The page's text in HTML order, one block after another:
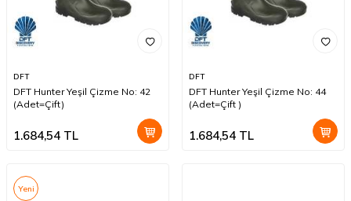
DFT
DFT Hunter Yeşil Çizme No: 42
(Adet=Çift)
1.684,54 TL
DFT
DFT Hunter Yeşil Çizme No: 44
(Adet=Çift )
1.684,54 TL
Yeni